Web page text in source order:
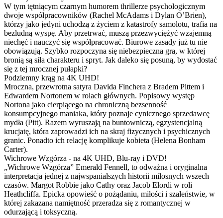
W tym tętniącym czarnym humorem thrillerze psychologicznym
dwoje współpracowników (Rachel McAdams i Dylan O’Brien),
którzy jako jedyni uchodzą z życiem z katastrofy samolotu, trafia na
bezludną wyspę. Aby przetrwać, muszą przezwyciężyć wzajemną
niechęć i nauczyć się współpracować. Biurowe zasady już tu nie
obowiązują. Szybko rozpoczyna się niebezpieczna gra, w której
bronią są siła charakteru i spryt. Jak daleko się posuną, by wydostać
się z tej mrocznej pułapki?
Podziemny krąg na 4K UHD!
Mroczna, przewrotna satyra Davida Finchera z Bradem Pittem i
Edwardem Nortonem w rolach głównych. Popisowy występ
Nortona jako cierpiącego na chroniczną bezsenność
konsumpcyjnego maniaka, który poznaje cynicznego sprzedawcę
mydła (Pitt). Razem wyruszają na buntowniczą, egzystencjalną
krucjatę, która zaprowadzi ich na skraj fizycznych i psychicznych
granic. Ponadto ich relację komplikuje kobieta (Helena Bonham
Carter).
Wichrowe Wzgórza - na 4K UHD, Blu-ray i DVD!
„Wichrowe Wzgórza” Emerald Fennell, to odważna i oryginalna
interpretacja jednej z najwspanialszych historii miłosnych wszech
czasów. Margot Robbie jako Cathy oraz Jacob Elordi w roli
Heathcliffa. Epicka opowieść o pożądaniu, miłości i szaleństwie, w
której zakazana namiętność przeradza się z romantycznej w
odurzającą i toksyczną.